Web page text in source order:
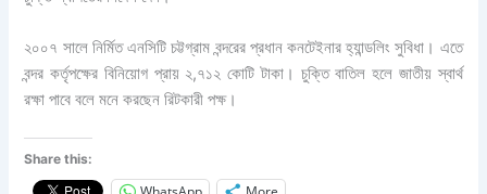
২০০৭ সালে নির্মিত এনসিটি চট্টগ্রাম বন্দরের প্রধান কনটেইনার হ্যান্ডলিং সুবিধা। এতে
বন্দর কর্তৃপক্ষের বিনিয়োগ প্রায় ২,৭১২ কোটি টাকা। চুক্তি বাতিল হলে জাতীয় স্বার্থ
রক্ষা পাবে বলে মনে করছেন রিটকারী পক্ষ।
Share this: